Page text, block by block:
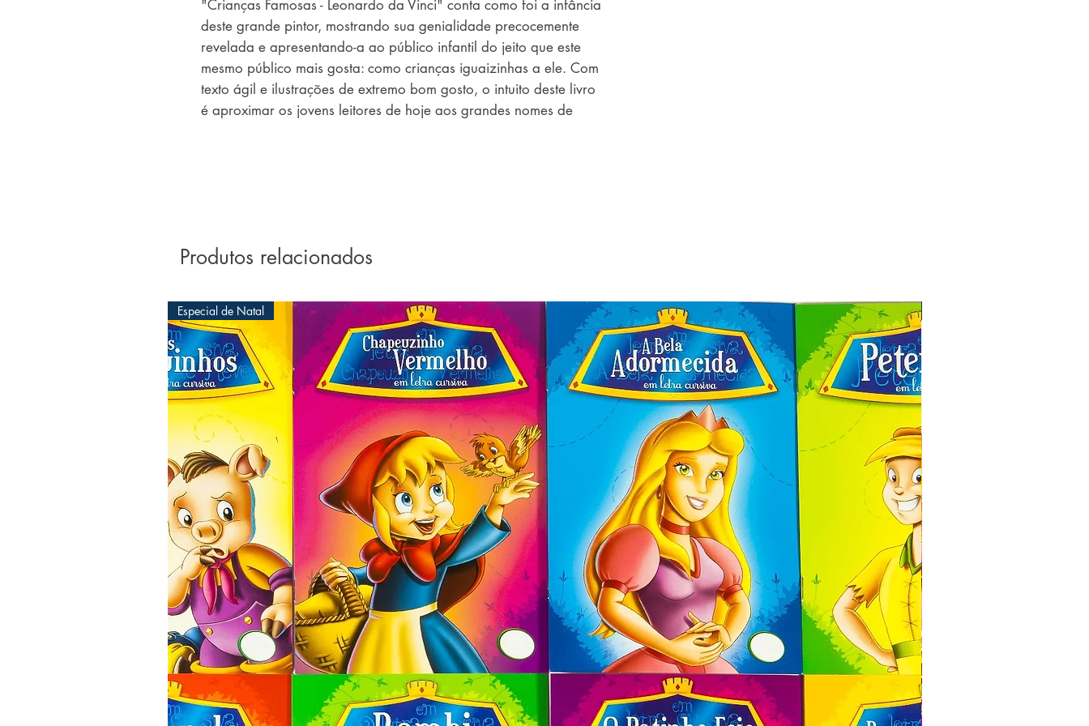
"Crianças Famosas - Leonardo da Vinci" conta como foi a infância
deste grande pintor, mostrando sua genialidade precocemente
revelada e apresentando-a ao público infantil do jeito que este
mesmo público mais gosta: como crianças iguaizinhas a ele. Com
texto ágil e ilustrações de extremo bom gosto, o intuito deste livro
é aproximar os jovens leitores de hoje aos grandes nomes de
Produtos relacionados
Especial de Natal